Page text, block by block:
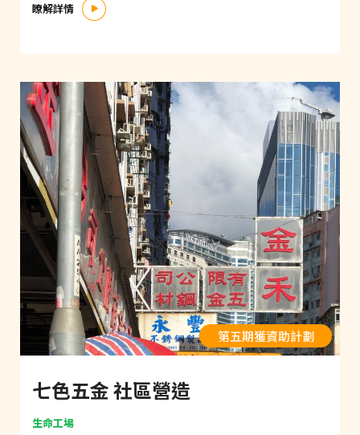
瞭解詳情
第五期獲資助計劃
七色五金 社區營造
生命工場